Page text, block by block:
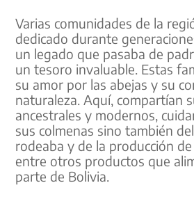
Varias comunidades de la
dedicado durante
un legado que pasaba de
un tesoro invaluable. Estas
su amor por las abejas y su
naturaleza. Aquí, compartían
ancestrales y modernos,
sus colmenas sino también
rodeaba y de la producción
entre otros productos que
parte de Bolivia.